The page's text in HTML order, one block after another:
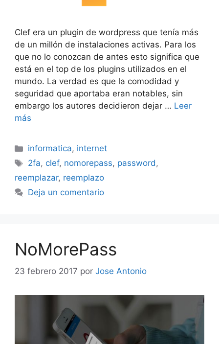
Clef era un plugin de wordpress que tenía más
de un millón de instalaciones activas. Para los
que no lo conozcan de antes esto significa que
está en el top de los plugins utilizados en el
mundo. La verdad es que la comodidad y
seguridad que aportaba eran notables, sin
embargo los autores decidieron dejar … Leer
más
Categorías
informatica, internet
Etiquetas
2fa, clef, nomorepass, password,
reemplazar, reemplazo
Deja un comentario
NoMorePass
23 febrero 2017 por Jose Antonio